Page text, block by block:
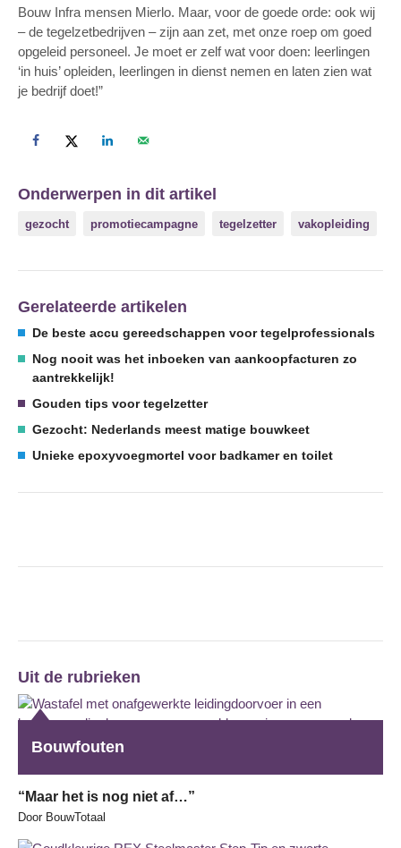
Bouw Infra mensen Mierlo. Maar, voor de goede orde: ook wij
– de tegelzetbedrijven – zijn aan zet, met onze roep om goed
opgeleid personeel. Je moet er zelf wat voor doen: leerlingen
‘in huis’ opleiden, leerlingen in dienst nemen en laten zien wat
je bedrijf doet!”
Onderwerpen in dit artikel
gezocht promotiecampagne tegelzetter vakopleiding
Gerelateerde artikelen
De beste accu gereedschappen voor tegelprofessionals
Nog nooit was het inboeken van aankoopfacturen zo
aantrekkelijk!
Gouden tips voor tegelzetter
Gezocht: Nederlands meest matige bouwkeet
Unieke epoxyvoegmortel voor badkamer en toilet
Uit de rubrieken
Bouwfouten
“Maar het is nog niet af…”
Door BouwTotaal